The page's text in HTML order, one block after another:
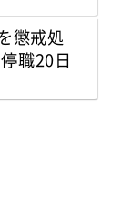
懲戒処
職20日